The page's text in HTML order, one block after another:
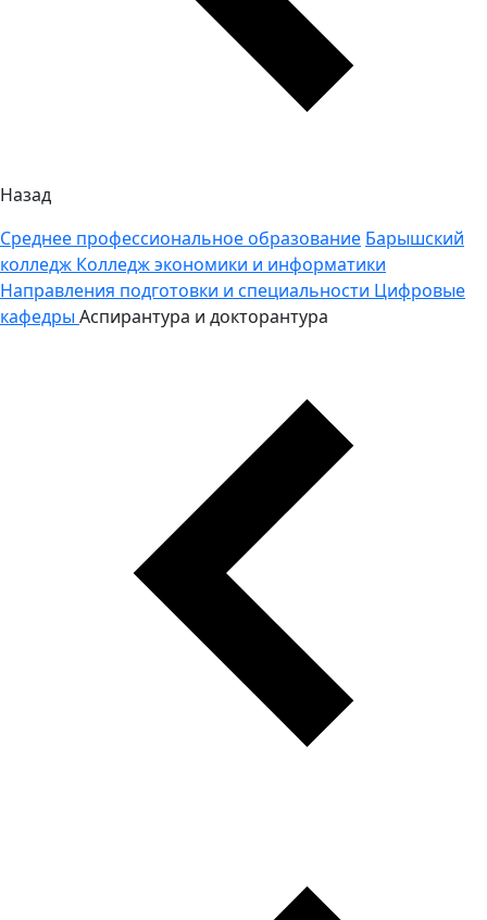
Назад
Среднее профессиональное образование Барышский
колледж Колледж экономики и информатики
Направления подготовки и специальности Цифровые
кафедры Аспирантура и докторантура